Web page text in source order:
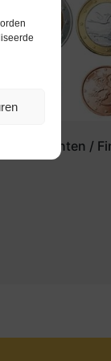
Euromunten /